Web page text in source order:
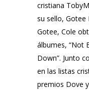
cristiana
su sello, Gotee
Gotee, Cole
álbumes, “Not
Down”. Junto
en las listas
premios Dove